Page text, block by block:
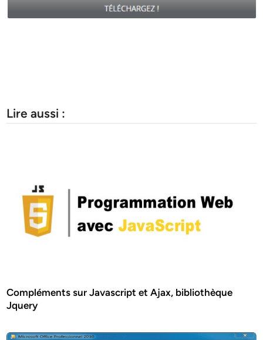
Lire aussi :
Compléments sur Javascript et Ajax, bibliothèque
Jquery